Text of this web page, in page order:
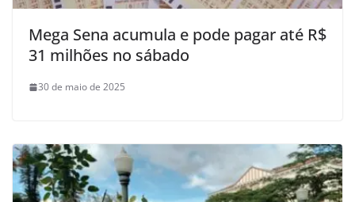
Mega Sena acumula e pode pagar até R$
31 milhões no sábado
30 de maio de 2025